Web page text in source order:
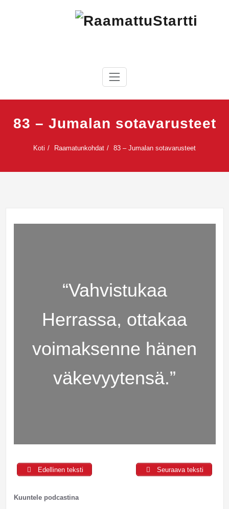
RaamattuStartti
83 – Jumalan sotavarusteet
Koti Raamatunkohdat 83 – Jumalan sotavarusteet
“Vahvistukaa
Herrassa, ottakaa
voimaksenne hänen
väkevyytensä.”
Edellinen teksti Seuraava teksti
Kuuntele podcastina